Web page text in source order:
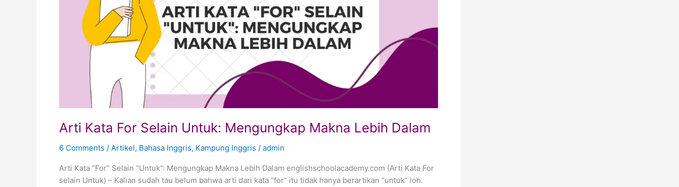
Arti Kata For Selain Untuk: Mengungkap Makna Lebih Dalam
6 Comments / Artikel, Bahasa Inggris, Kampung Inggris / admin
Arti Kata “For” Selain “Untuk”: Mengungkap Makna Lebih Dalam englishschoolacademy.com (Arti Kata For
selain Untuk) – Kalian sudah tau belum bahwa arti dari kata “for” itu tidak hanya berartikan “untuk” loh.